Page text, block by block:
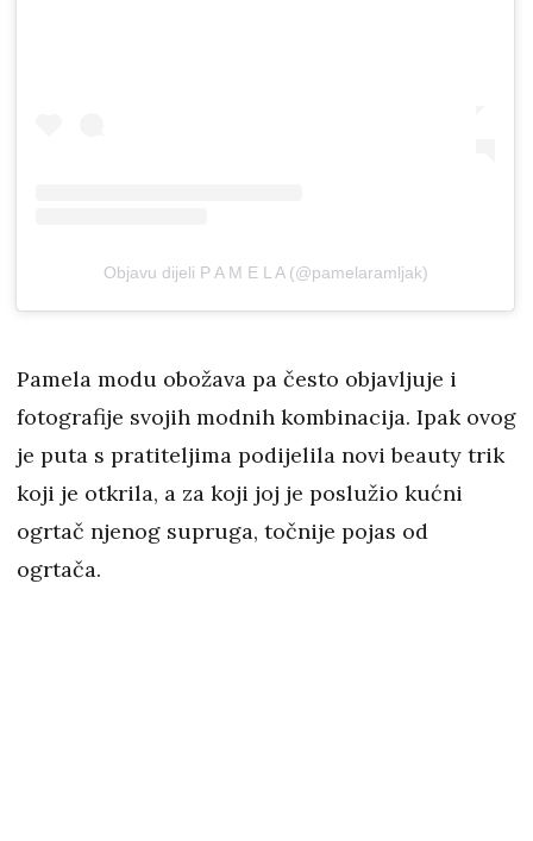
Objavu dijeli P A M E L A (@pamelaramljak)
Pamela modu obožava pa često objavljuje i
fotografije svojih modnih kombinacija. Ipak ovog
je puta s pratiteljima podijelila novi beauty trik
koji je otkrila, a za koji joj je poslužio kućni
ogrtač njenog supruga, točnije pojas od
ogrtača.